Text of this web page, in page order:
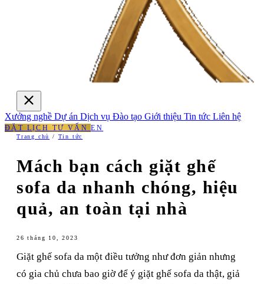
Xưởng nghề Dự án Dịch vụ Đào tạo Giới thiệu Tin tức Liên hệ
ĐẶT LỊCH TƯ VẤNEN
Trang chủ / Tin tức
Mách bạn cách giặt ghế
sofa da nhanh chóng, hiệu
quả, an toàn tại nhà
26 tháng 10, 2023
Giặt ghế sofa da một điều tưởng như đơn giản nhưng
có gia chủ chưa bao giờ để ý giặt ghế sofa da thật, giả